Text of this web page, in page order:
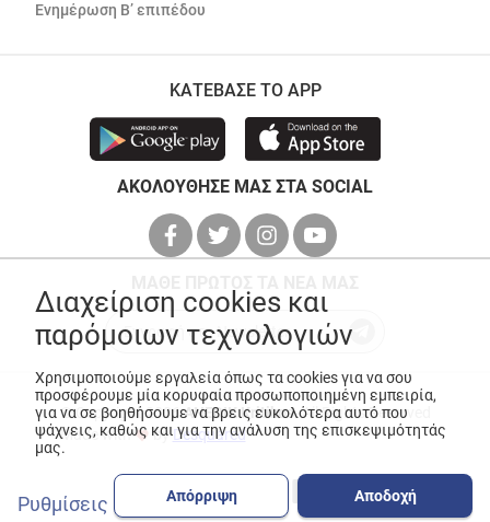
Ενημέρωση Β’ επιπέδου
ΚΑΤΕΒΑΣΕ ΤΟ APP
ΑΚΟΛΟΥΘΗΣΕ ΜΑΣ ΣΤΑ SOCIAL
© Copyright 2026ANEDIK Kritikos. All Rights Reserved
Made with
byDesquared
Διαχείριση cookies και
παρόμοιων τεχνολογιών
Χρησιμοποιούμε εργαλεία όπως τα cookies για να σου
προσφέρουμε μία κορυφαία προσωποποιημένη εμπειρία,
για να σε βοηθήσουμε να βρεις ευκολότερα αυτό που
ψάχνεις, καθώς και για την ανάλυση της επισκεψιμότητάς
μας.
Ρυθμίσεις Απόρριψη Αποδοχή